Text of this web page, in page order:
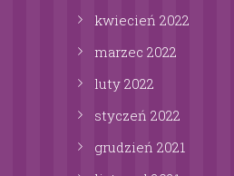
kwiecień 2022
marzec 2022
luty 2022
styczeń 2022
grudzień 2021